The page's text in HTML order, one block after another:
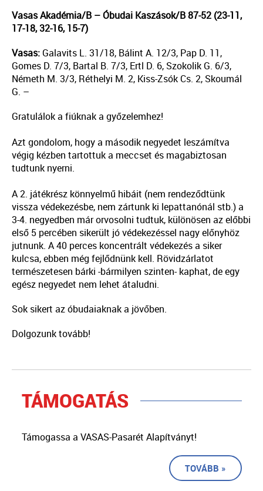
Vasas Akadémia/B – Óbudai Kaszások/B 87-52 (23-11,
17-18, 32-16, 15-7)
Vasas: Galavits L. 31/18, Bálint A. 12/3, Pap D. 11,
Gomes D. 7/3, Bartal B. 7/3, Ertl D. 6, Szokolik G. 6/3,
Németh M. 3/3, Réthelyi M. 2, Kiss-Zsók Cs. 2, Skoumál
G. –
Gratulálok a fiúknak a győzelemhez!
Azt gondolom, hogy a második negyedet leszámítva
végig kézben tartottuk a meccset és magabiztosan
tudtunk nyerni.
A 2. játékrész könnyelmű hibáit (nem rendeződtünk
vissza védekezésbe, nem zártunk ki lepattanónál stb.) a
3-4. negyedben már orvosolni tudtuk, különösen az előbbi
első 5 percében sikerült jó védekezéssel nagy előnyhöz
jutnunk. A 40 perces koncentrált védekezés a siker
kulcsa, ebben még fejlődnünk kell. Rövidzárlatot
természetesen bárki -bármilyen szinten- kaphat, de egy
egész negyedet nem lehet átaludni.
Sok sikert az óbudaiaknak a jövőben.
Dolgozunk tovább!
TÁMOGATÁS
Támogassa a VASAS-Pasarét Alapítványt!
TOVÁBB »